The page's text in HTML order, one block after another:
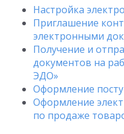
Настройка
Приглашение
электронными
Получение и
документов на
ЭДО»
Оформление
Оформление
по продаже